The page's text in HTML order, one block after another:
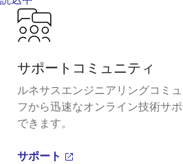
サポートコミュニティ
ルネサスエンジニアリングコミ
フから迅速なオンライン技術サ
できます。
サポート